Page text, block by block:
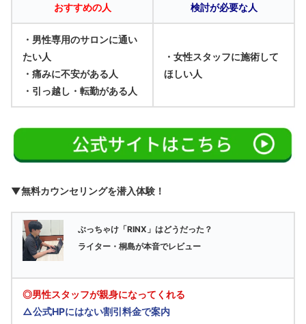
おすすめの人 検討が必要な人
・男性専用のサロンに通い
たい人
・痛みに不安がある人
・引っ越し・転勤がある人
・女性スタッフに施術して
ほしい人
▼無料カウンセリングを潜入体験！
ぶっちゃけ「RINX」はどうだった？
ライター・桐島が本音でレビュー
◎男性スタッフが親身になってくれる
△公式HPにはない割引料金で案内